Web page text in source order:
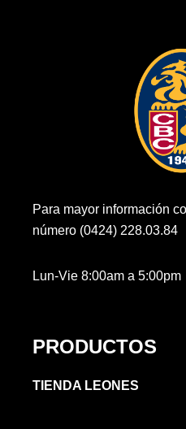
Para mayor información
número (0424) 228.03.84
Lun-Vie 8:00am a 5:00pm
PRODUCTOS
TIENDA LEONES